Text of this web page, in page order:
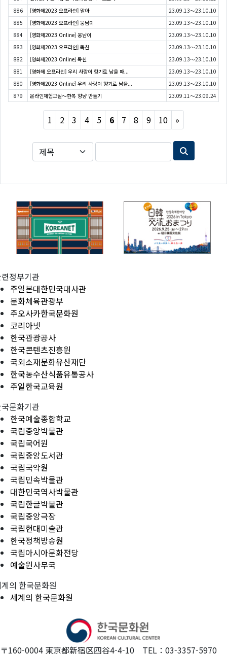
886
[영화제2023 오프라인] 말아
23.09.13～23.10.10
885
[영화제2023 오프라인] 웅남이
23.09.13～23.10.10
884
[영화제2023 Online] 웅남이
23.09.13～23.10.10
883
[영화제2023 오프라인] 독친
23.09.13～23.10.10
882
[영화제2023 Online] 독친
23.09.13～23.10.10
881
[영화제 오프라인] 우리 사랑이 향기로 남을 때...
23.09.13～23.10.10
880
[영화제2023 Online] 우리 사랑이 향기로 남을...
23.09.13～23.10.10
879
온라인체험교실〜한복 향냥 만들기 23.09.11～23.09.24
1 2 3 4 5 6 7 8 9 10 »
정부기관
주일본대한민국대사관
문화체육관광부
주오사카한국문화원
코리아넷
한국관광공사
한국콘텐츠진흥원
국외소재문화유산재단
한국농수산식품유통공사
주일한국교육원
문화기관
한국예술종합학교
국립중앙박물관
국립국어원
국립중앙도서관
국립국악원
국립민속박물관
대한민국역사박물관
국립한글박물관
국립중앙극장
국립현대미술관
한국정책방송원
국립아시아문화전당
예술원사무국
의 한국문화원
세계의 한국문화원
〒160-0004 東京都新宿区四谷4-4-10 TEL：03-3357-5970